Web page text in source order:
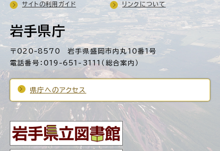
岩手県庁
〒020-8570 岩手県盛岡市内丸10番1号
電話番号：019-651-3111（総合案内）
県庁へのアクセス
サイトの利用ガイド リンクについて